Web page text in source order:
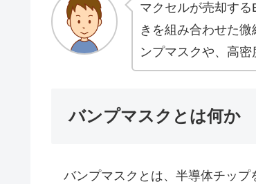
マクセルが売却す
きを組み合わせた
ンプマスクや、高密
バンプマスクとは何か
バンプマスクとは、半導体チップ